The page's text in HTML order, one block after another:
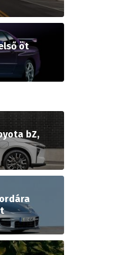
öt
bZ,